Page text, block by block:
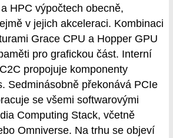
HPC výpočtech obecně,
v jejich akceleraci. Kombinaci
Grace CPU a Hopper GPU
pro grafickou část. Interní
propojuje komponenty
Sedminásobně překonává PCIe
se všemi softwarovými
Computing Stack, včetně
Omniverse. Na trhu se objeví